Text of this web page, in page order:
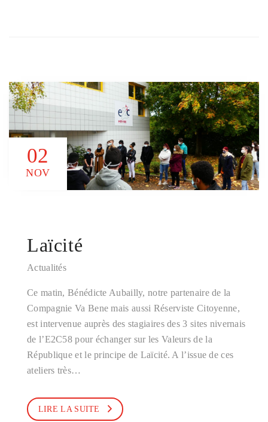
02
NOV
Laïcité
Actualités
Ce matin, Bénédicte Aubailly, notre partenaire de la
Compagnie Va Bene mais aussi Réserviste Citoyenne,
est intervenue auprès des stagiaires des 3 sites nivernais
de l’E2C58 pour échanger sur les Valeurs de la
République et le principe de Laïcité. A l’issue de ces
ateliers très…
LIRE LA SUITE